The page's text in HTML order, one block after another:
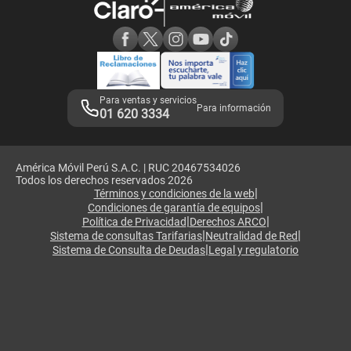
Adquirientes iPhone 6, 6S y SE
Mensaje de Seguridad
Términos y Condiciones de Tienda Claro
Libro de Reclamaciones
Legales de marketplace
Para ventas y servicios
01 620 3334 Para información
América Móvil Perú S.A.C. | RUC 20467534026
Todos los derechos reservados 2026
Términos y condiciones de la web|
Condiciones de garantía de equipos|
Política de Privacidad|Derechos ARCO|
Sistema de consultas Tarifarias|Neutralidad de Red|
Sistema de Consulta de Deudas|Legal y regulatorio